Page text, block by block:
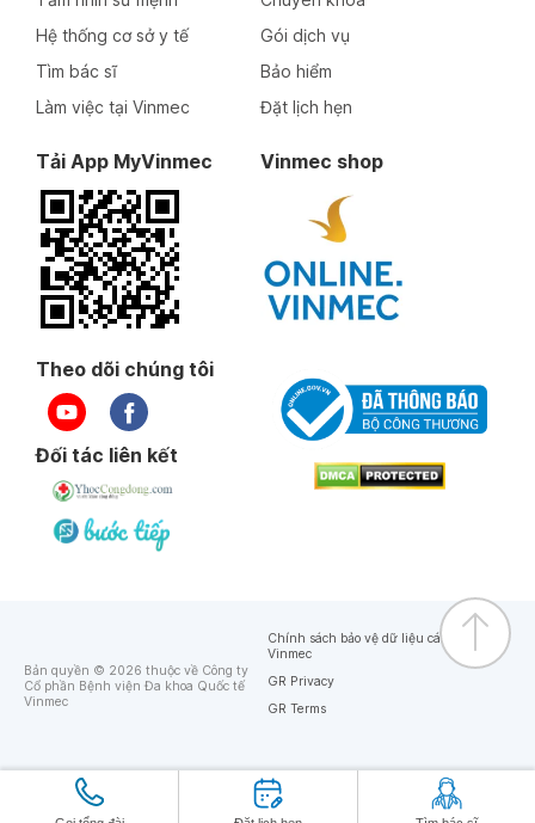
Hệ thống cơ sở y tế
Tìm bác sĩ
Làm việc tại Vinmec
Gói dịch vụ
Bảo hiểm
Đặt lịch hẹn
Tải App MyVinmec Vinmec shop
Theo dõi chúng tôi
Đối tác liên kết
Bản quyền © 2026 thuộc về Công ty
Cổ phần Bệnh viện Đa khoa Quốc tế
Vinmec
Chính sách bảo vệ dữ liệu cá nhân của
Vinmec
GR Privacy
GR Terms